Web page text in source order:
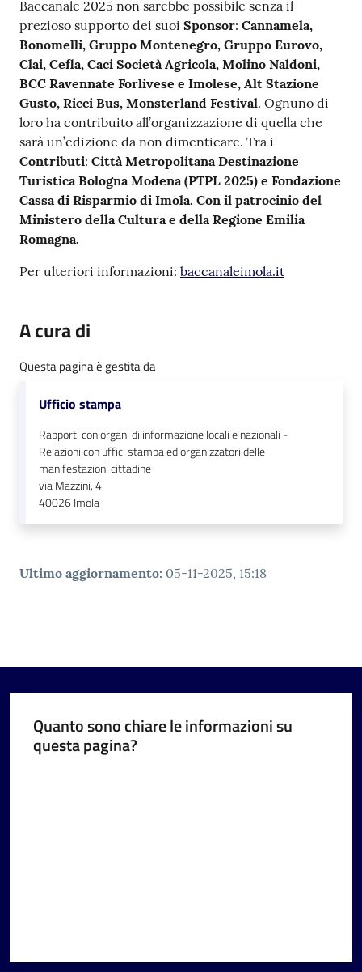
Baccanale 2025 non sarebbe possibile senza il
prezioso supporto dei suoi Sponsor: Cannamela,
Bonomelli, Gruppo Montenegro, Gruppo Eurovo,
Clai, Cefla, Caci Società Agricola, Molino Naldoni,
BCC Ravennate Forlivese e Imolese, Alt Stazione
Gusto, Ricci Bus, Monsterland Festival. Ognuno di
loro ha contribuito all’organizzazione di quella che
sarà un’edizione da non dimenticare. Tra i
Contributi: Città Metropolitana Destinazione
Turistica Bologna Modena (PTPL 2025) e Fondazione
Cassa di Risparmio di Imola. Con il patrocinio del
Ministero della Cultura e della Regione Emilia
Romagna.
Per ulteriori informazioni: baccanaleimola.it
A cura di
Questa pagina è gestita da
Ufficio stampa
Rapporti con organi di informazione locali e nazionali -
Relazioni con uffici stampa ed organizzatori delle
manifestazioni cittadine
via Mazzini, 4
40026Imola
Ultimo aggiornamento: 05-11-2025, 15:18
Quanto sono chiare le informazioni su
questa pagina?